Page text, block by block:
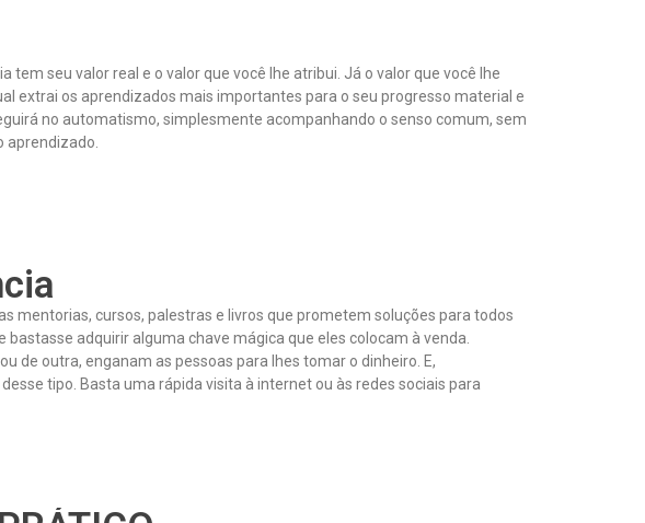
tem seu valor real e o valor que você lhe atribui. Já o valor que você lhe
extrai os aprendizados mais importantes para o seu progresso material e
no automatismo, simplesmente acompanhando o senso comum, sem
aprendizado.
mentorias, cursos, palestras e livros que prometem soluções para todos
adquirir alguma chave mágica que eles colocam à venda.
de outra, enganam as pessoas para lhes tomar o dinheiro. E,
tipo. Basta uma rápida visita à internet ou às redes sociais para